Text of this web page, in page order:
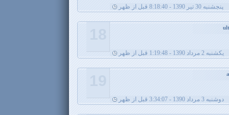
پنجشنبه 30 تیر 1390 - 8:18:40 قبل از ظهر
يکشنبه 2 مرداد 1390 - 1:19:48 قبل از ظهر
دوشنبه 3 مرداد 1390 - 3:34:07 قبل از ظهر